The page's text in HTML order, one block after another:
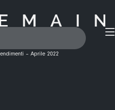
– Aprile 2022